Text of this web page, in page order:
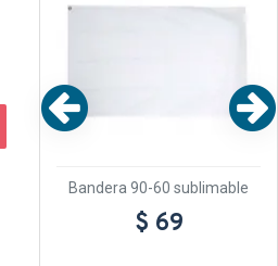
Bandera 90-60 sublimable
$ 69